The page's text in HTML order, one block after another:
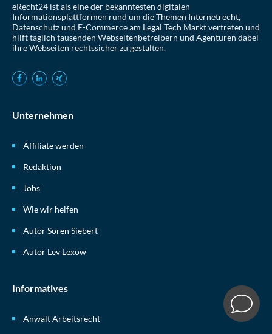
eRecht24 ist als eine der bekanntesten digitalen
Informationsplattformen rund um die Themen Internetrecht,
Datenschutz und E-Commerce am Legal Tech Markt vertreten und
hilft täglich tausenden Webseitenbetreibern und Agenturen dabei
ihre Webseiten rechtssicher zu gestalten.
Unternehmen
Affiliate werden
Redaktion
Jobs
Wie wir helfen
Autor Sören Siebert
Autor Lev Lexow
Informatives
Anwalt Arbeitsrecht